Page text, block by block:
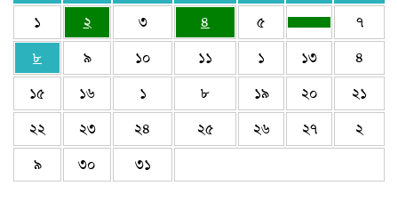
১
২ ৩ ৪ ৫
৭
৮
৯ ১০ ১১ ১ ১৩
৪
১৫
১৬ ১ ৮ ১৯ ২০
২১
২২
২৩ ২৪ ২৫ ২৬ ২৭
২
৯
৩০ ৩১